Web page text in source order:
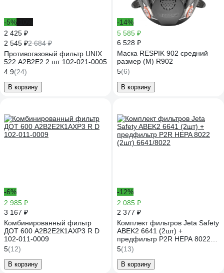
-5%
2 425 ₽
2 545 ₽2 684 ₽
Противогазовый фильтр UNIX
522 А2В2Е2 2 шт 102-021-0005
4.9(24)
В корзину
-14%
5 585 ₽
6 528 ₽
Маска RESPIK 902 средний
размер (M) R902
5(6)
В корзину
-6%
2 985 ₽
3 167 ₽
Комбинированный фильтр
ДОТ 600 А2В2Е2К1АХР3 R D
102-011-0009
5(12)
В корзину
-12%
2 085 ₽
2 377 ₽
Комплект фильтров Jeta Safety
ABEK2 6641 (2шт) +
предфильтр P2R HEPA 8022
(2шт) 6641/8022
5(13)
В корзину